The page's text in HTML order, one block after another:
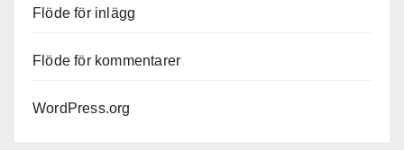
Flöde för inlägg
Flöde för kommentarer
WordPress.org